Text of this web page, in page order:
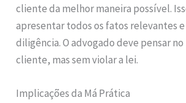
cliente da melhor maneira possível.
apresentar todos os fatos relevantes
diligência. O advogado deve pensar
cliente, mas sem violar a lei.
Implicações da Má Prática